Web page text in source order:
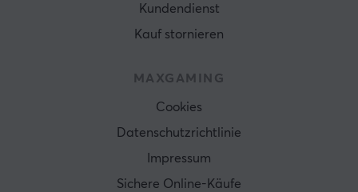
Kundendienst
Kauf stornieren
MAXGAMING
Cookies
Datenschutzrichtlinie
Impressum
Sichere Online-Käufe